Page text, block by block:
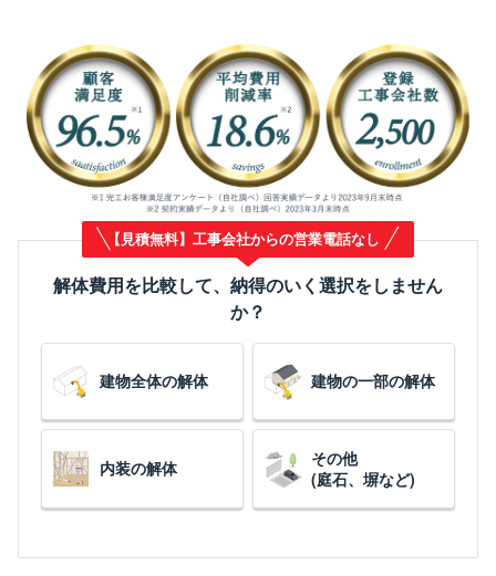
【見積無料】工事会社からの営業電話なし
解体費用を比較して、納得のいく選択をしません
か？
建物全体の解体 建物の一部の解体
内装の解体
その他
(庭石、塀など)